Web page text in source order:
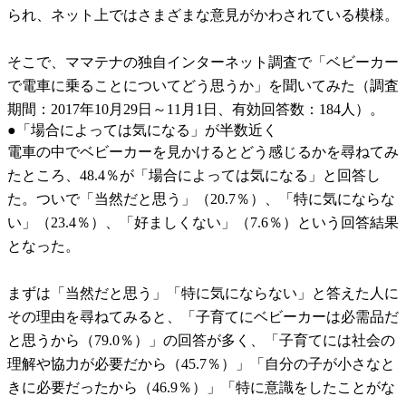
られ、ネット上ではさまざまな意見がかわされている模様。
そこで、ママテナの独自インターネット調査で「ベビーカー
で電車に乗ることについてどう思うか」を聞いてみた（調査
期間：2017年10月29日～11月1日、有効回答数：184人）。
●「場合によっては気になる」が半数近く
電車の中でベビーカーを見かけるとどう感じるかを尋ねてみ
たところ、48.4％が「場合によっては気になる」と回答し
た。ついで「当然だと思う」（20.7％）、「特に気にならな
い」（23.4％）、「好ましくない」（7.6％）という回答結果
となった。
まずは「当然だと思う」「特に気にならない」と答えた人に
その理由を尋ねてみると、「子育てにベビーカーは必需品だ
と思うから（79.0％）」の回答が多く、「子育てには社会の
理解や協力が必要だから（45.7％）」「自分の子が小さなと
きに必要だったから（46.9％）」「特に意識をしたことがな